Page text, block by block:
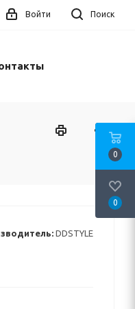
Поиск
Войти
DDSTYLE
0
0